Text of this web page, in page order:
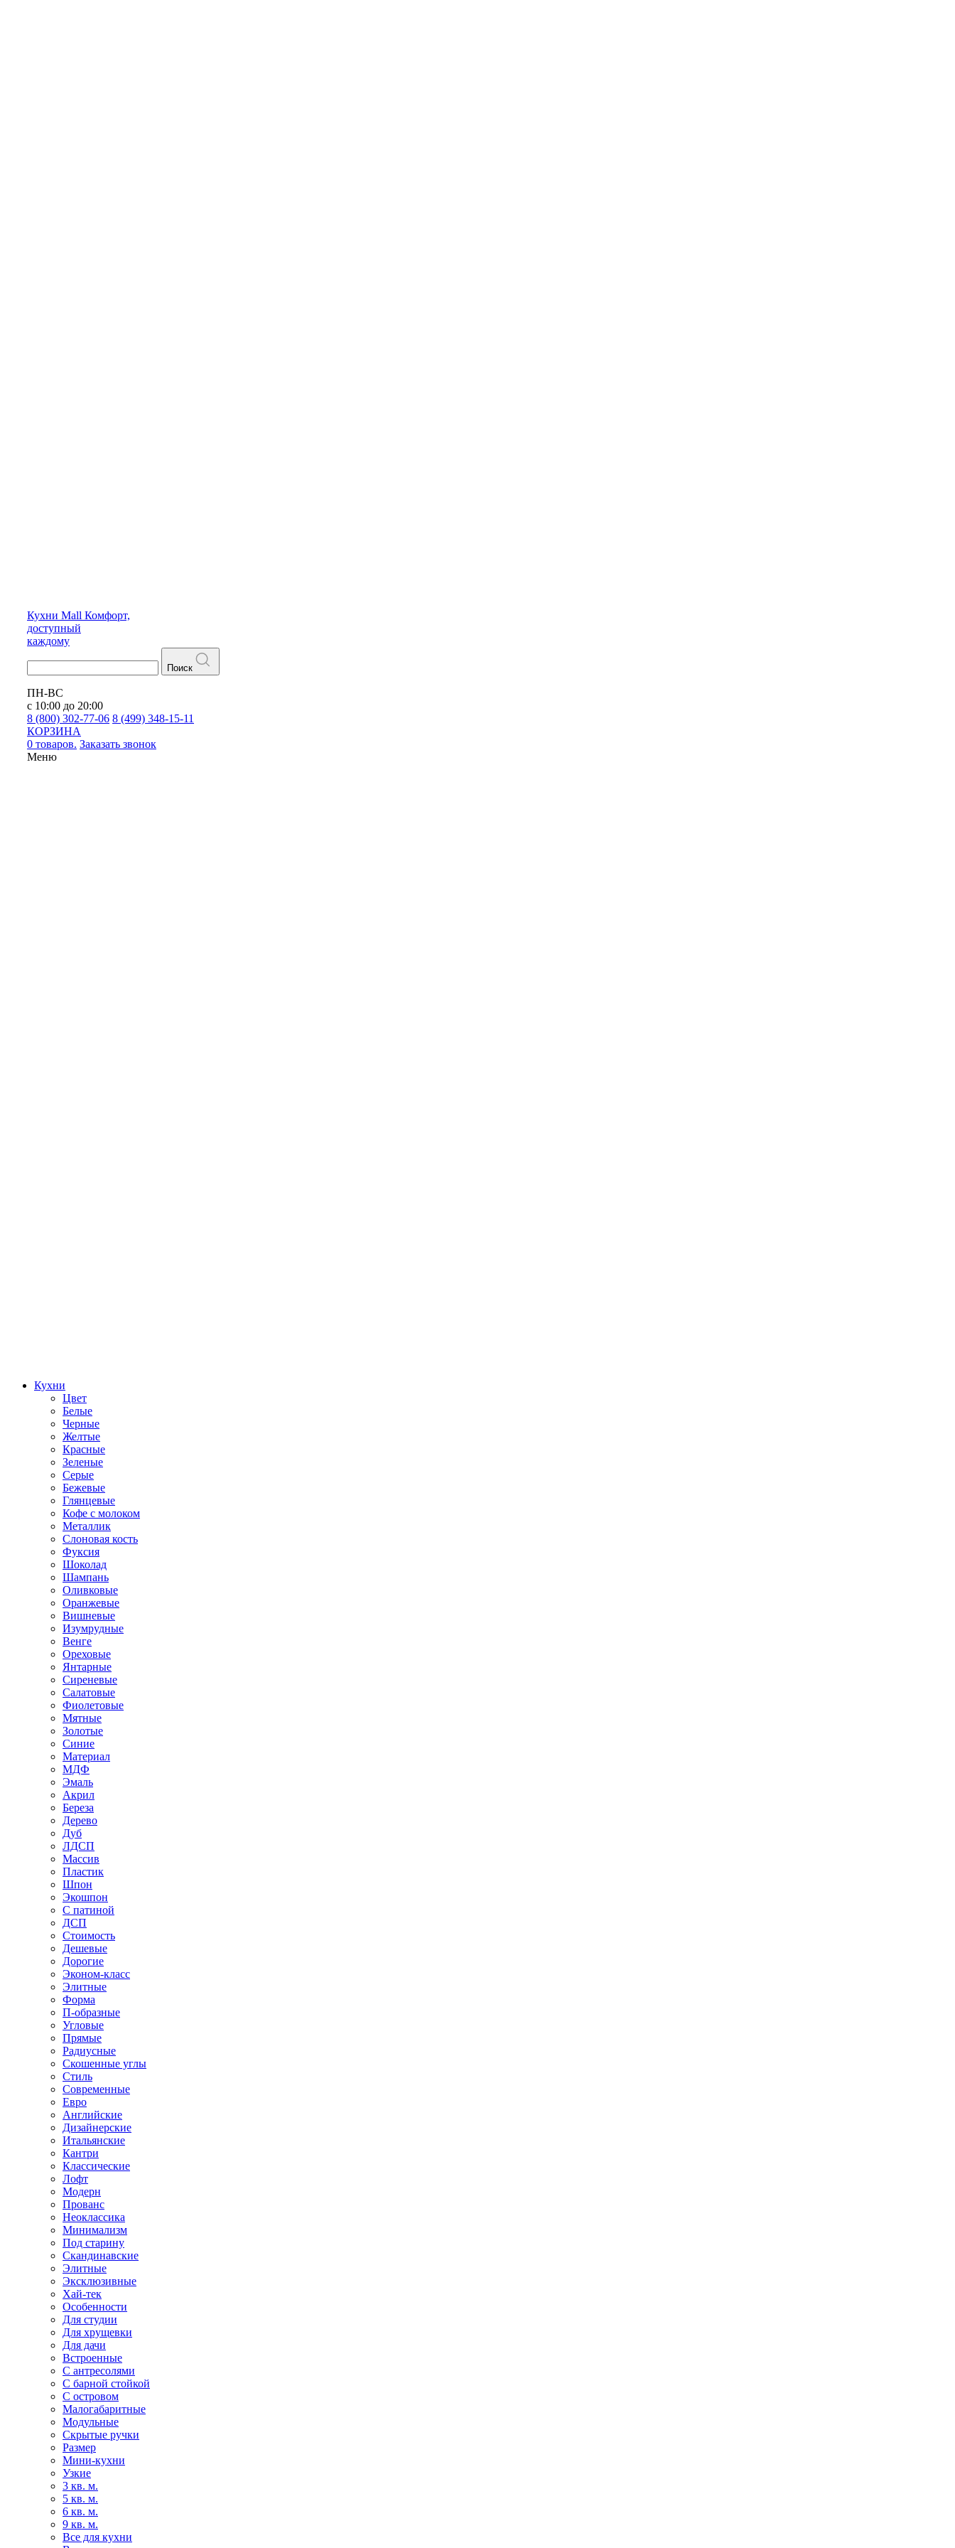
Кухни Mall Комфорт,
доступный
каждому
Поиск
ПН-ВС
с 10:00 до 20:00
8 (800) 302-77-06 8 (499) 348-15-11
КОРЗИНА
0 товаров. Заказать звонок
Меню
Кухни
Цвет
Белые
Черные
Желтые
Красные
Зеленые
Серые
Бежевые
Глянцевые
Кофе с молоком
Металлик
Слоновая кость
Фуксия
Шоколад
Шампань
Оливковые
Оранжевые
Вишневые
Изумрудные
Венге
Ореховые
Янтарные
Сиреневые
Салатовые
Фиолетовые
Мятные
Золотые
Синие
Материал
МДФ
Эмаль
Акрил
Береза
Дерево
Дуб
ЛДСП
Массив
Пластик
Шпон
Экошпон
С патиной
ДСП
Стоимость
Дешевые
Дорогие
Эконом-класс
Элитные
Форма
П-образные
Угловые
Прямые
Радиусные
Скошенные углы
Стиль
Современные
Евро
Английские
Дизайнерские
Итальянские
Кантри
Классические
Лофт
Модерн
Прованс
Неоклассика
Минимализм
Под старину
Скандинавские
Элитные
Эксклюзивные
Хай-тек
Особенности
Для студии
Для хрущевки
Для дачи
Встроенные
С антресолями
С барной стойкой
С островом
Малогабаритные
Модульные
Скрытые ручки
Размер
Мини-кухни
Узкие
3 кв. м.
5 кв. м.
6 кв. м.
9 кв. м.
Все для кухни